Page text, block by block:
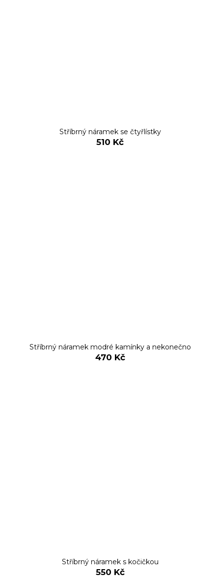
Stříbrný náramek se čtyřlístky
510 Kč
Stříbrný náramek modré kamínky a nekonečno
470 Kč
Stříbrný náramek s kočičkou
550 Kč